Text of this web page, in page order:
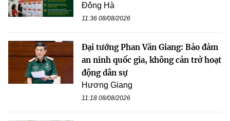
Đông Hà
11:36 08/08/2026
Đại tướng Phan Văn Giang: Bảo đảm
an ninh quốc gia, không cản trở hoạt
động dân sự
Hương Giang
11:18 08/08/2026